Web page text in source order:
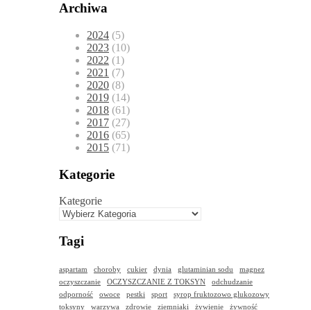
Archiwa
2024 (5)
2023 (10)
2022 (1)
2021 (7)
2020 (8)
2019 (14)
2018 (61)
2017 (27)
2016 (65)
2015 (71)
Kategorie
Kategorie
Tagi
aspartam choroby cukier dynia glutaminian sodu
magnez
oczyszczanie
OCZYSZCZANIE Z TOKSYN
odchudzanie
odporność
owoce pestki sport
syrop fruktozowo glukozowy
toksyny
warzywa zdrowie ziemniaki żywienie żywność